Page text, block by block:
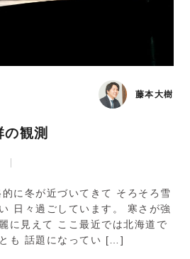
藤本大樹
観測
に冬が近づいてきて そろそろ雪
日々過ごしています。 寒さが強
に見えて ここ最近では北海道で
も 話題になってい […]